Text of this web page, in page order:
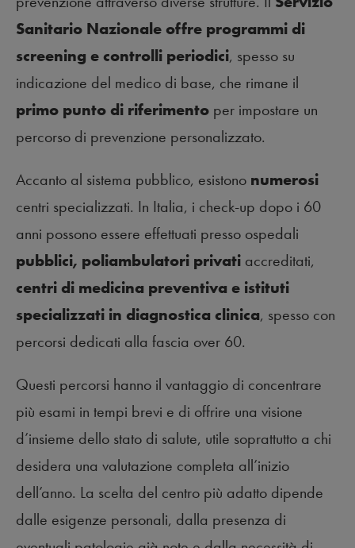
Sanitario Nazionale offre programmi di
screening e controlli periodici, spesso su
indicazione del medico di base, che rimane il
primo punto di riferimento per impostare un
percorso di prevenzione personalizzato.
Accanto al sistema pubblico, esistono numerosi
centri specializzati. In Italia, i check-up dopo i 60
anni possono essere effettuati presso ospedali
pubblici, poliambulatori privati accreditati,
centri di medicina preventiva e istituti
specializzati in diagnostica clinica, spesso con
percorsi dedicati alla fascia over 60.
Questi percorsi hanno il vantaggio di concentrare
più esami in tempi brevi e di offrire una visione
d’insieme dello stato di salute, utile soprattutto a chi
desidera una valutazione completa all’inizio
dell’anno. La scelta del centro più adatto dipende
dalle esigenze personali, dalla presenza di